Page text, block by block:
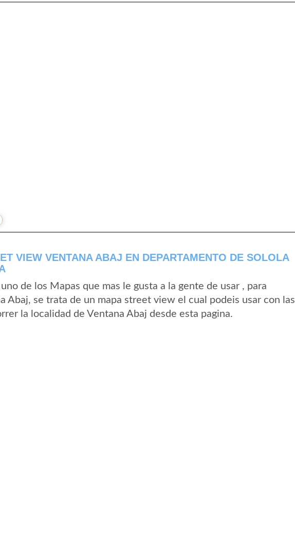
VIEW VENTANA ABAJ EN DEPARTAMENTO DE SOLOLA
de los Mapas que mas le gusta a la gente de usar , para
Abaj, se trata de un mapa street view el cual podeis usar con las
la localidad de Ventana Abaj desde esta pagina.